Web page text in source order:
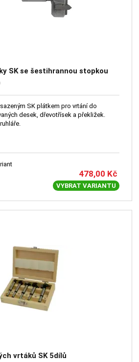
SK se šestihrannou stopkou
SK plátkem pro vrtání do
desek, dřevotřísek a překližek.
478,00 Kč
VYBRAT VARIANTU
vrtáků SK 5dílů